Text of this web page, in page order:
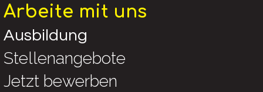
Arbeite mit uns
Ausbildung
Stellenangebote
Jetzt bewerben